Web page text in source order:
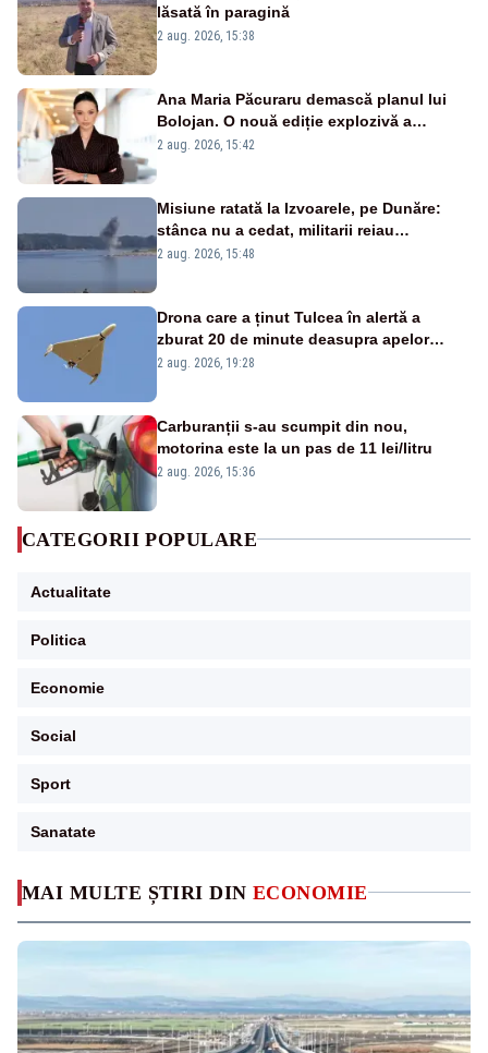
MAI MULTE ȘTIRI DIN ECONOMIE
lăsată în paragină
2 aug. 2026, 15:38
Ana Maria Păcuraru demască planul lui
Bolojan. O nouă ediție explozivă a
emisiunii „Miza Zilei” la Realitatea PLUS
2 aug. 2026, 15:42
Misiune ratată la Izvoarele, pe Dunăre:
stânca nu a cedat, militarii reiau
detonările luni – VIDEO
2 aug. 2026, 15:48
Drona care a ținut Tulcea în alertă a
zburat 20 de minute deasupra apelor
României. Au fost ridicate două F-16
2 aug. 2026, 19:28
Carburanții s-au scumpit din nou,
motorina este la un pas de 11 lei/litru
2 aug. 2026, 15:36
CATEGORII POPULARE
Actualitate
Politica
Economie
Social
Sport
Sanatate